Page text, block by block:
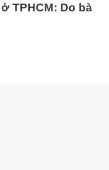
TPHCM: Do bà